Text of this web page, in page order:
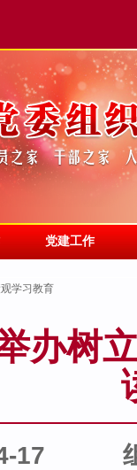
党建工作
学习教育
办树
17